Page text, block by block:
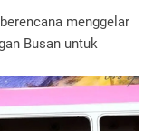
menggelar
Busan untuk